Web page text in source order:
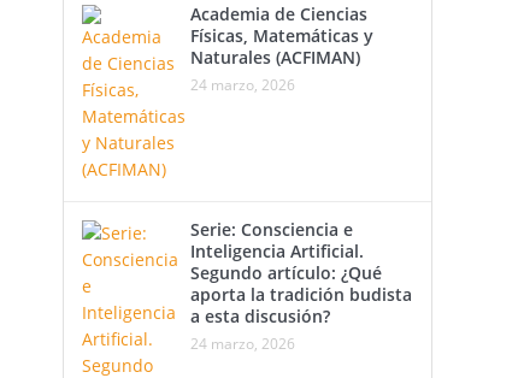
Academia de Ciencias
Físicas, Matemáticas y
Naturales (ACFIMAN)
24 marzo, 2026
Serie: Consciencia e
Inteligencia Artificial.
Segundo artículo: ¿Qué
aporta la tradición budista
a esta discusión?
24 marzo, 2026